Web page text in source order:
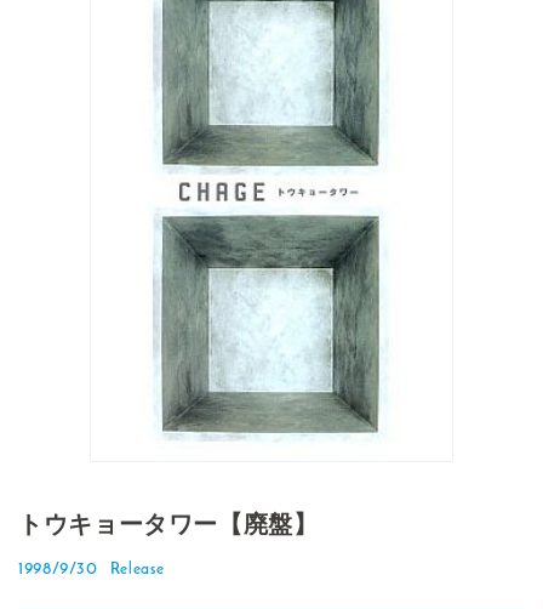
トウキョータワー【廃盤】
1998/9/30